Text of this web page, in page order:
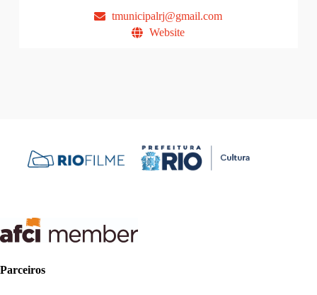
tmunicipalrj@gmail.com
Website
Parceiros